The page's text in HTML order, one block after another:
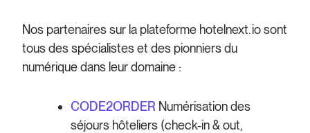
Nos partenaires sur la plateforme hotelnext.io sont
tous des spécialistes et des pionniers du
numérique dans leur domaine :
CODE2ORDER Numérisation des
séjours hôteliers (check-in & out,